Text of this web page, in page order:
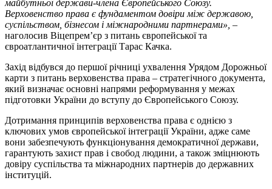
майбутньої держави-члена Європейського Союзу.
Верховенство права є фундаментом довіри між державою,
суспільством, бізнесом і міжнародними партнерами», –
наголосив Віцепрем’єр з питань європейської та
євроатлантичної інтеграції Тарас Качка.
Захід відбувся до першої річниці ухвалення Урядом Дорожньої
карти з питань верховенства права – стратегічного документа,
який визначає основні напрями реформування у межах
підготовки України до вступу до Європейського Союзу.
Дотримання принципів верховенства права є однією з
ключових умов європейської інтеграції України, адже саме
вони забезпечують функціонування демократичної держави,
гарантують захист прав і свобод людини, а також зміцнюють
довіру суспільства та міжнародних партнерів до державних
інституцій.